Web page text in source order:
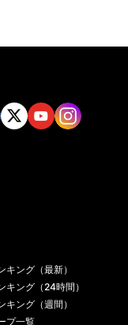
キング（最新）
キング（24時間）
キング（週間）
プ一覧